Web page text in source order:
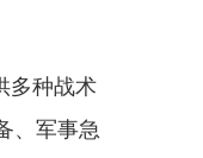
多种战术
、军事急